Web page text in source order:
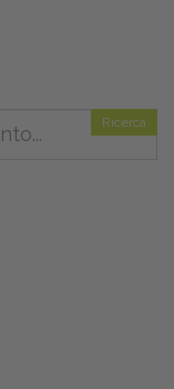
Ricerca